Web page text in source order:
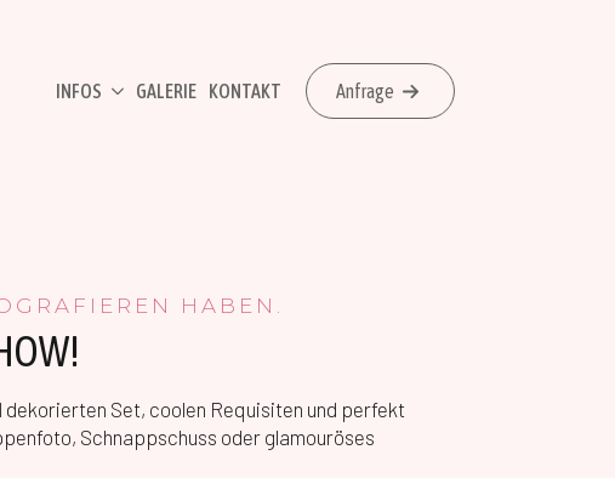
INFOS GALERIE KONTAKT Anfrage
HABEN.
Set, coolen Requisiten und perfekt
Schnappschuss oder glamouröses